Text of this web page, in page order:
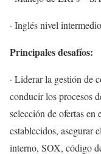
· Inglés nivel
Principales desafíos:
· Liderar la gestión de
conducir los procesos
selección de ofertas
establecidos, asegurar
interno, SOX, código